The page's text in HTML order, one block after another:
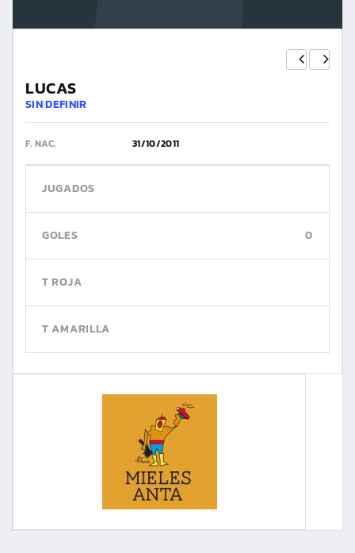
LUCAS
SIN DEFINIR
F. NAC. 31/10/2011
JUGADOS
GOLES 0
T ROJA
T AMARILLA